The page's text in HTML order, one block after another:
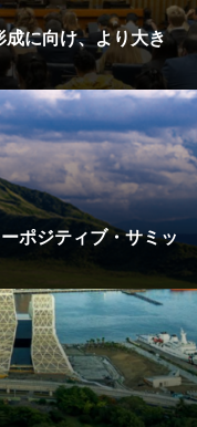
に向け、より大き
ポジティブ・サミッ